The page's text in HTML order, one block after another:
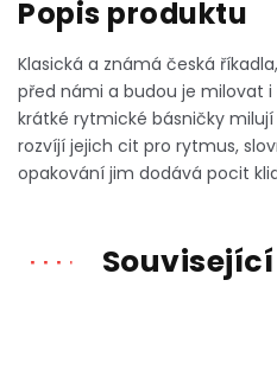
Klasická a známá česká
před námi a budou je milovat i
krátké rytmické básničky
rozvíjí jejich cit pro rytmus,
opakování jim dodává pocit